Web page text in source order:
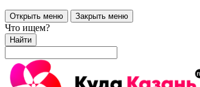
Открыть меню Закрыть меню
Что ищем?
Найти